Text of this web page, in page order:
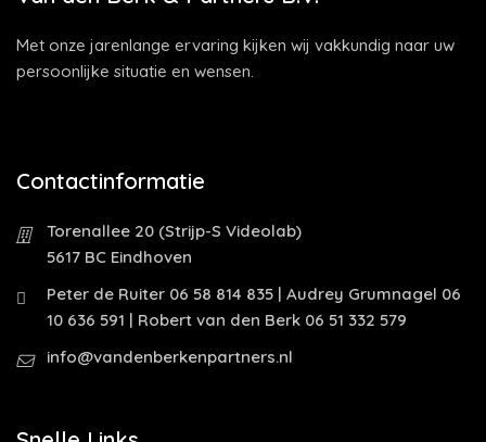
Met onze jarenlange ervaring kijken wij vakkundig naar uw
persoonlijke situatie en wensen.
Contactinformatie
Torenallee 20 (Strijp-S Videolab)
5617 BC Eindhoven
Peter de Ruiter 06 58 814 835 | Audrey Grumnagel 06
10 636 591 | Robert van den Berk 06 51 332 579
info@vandenberkenpartners.nl